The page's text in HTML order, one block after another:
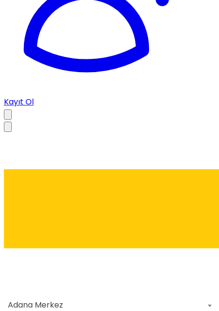
Kayıt Ol
Adana Merkez